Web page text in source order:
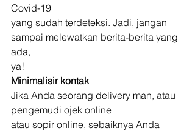
Covid-19
yang sudah terdeteksi. Jadi, jangan
sampai melewatkan berita-berita yang
ada,
ya!
Minimalisir kontak
Jika Anda seorang delivery man, atau
pengemudi ojek online
atau sopir online, sebaiknya Anda